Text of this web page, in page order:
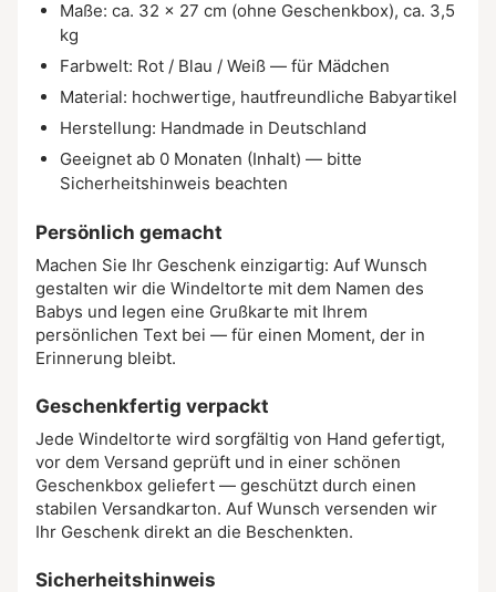
Maße: ca. 32 × 27 cm (ohne Geschenkbox), ca. 3,5
kg
Farbwelt: Rot / Blau / Weiß — für Mädchen
Material: hochwertige, hautfreundliche Babyartikel
Herstellung: Handmade in Deutschland
Geeignet ab 0 Monaten (Inhalt) — bitte
Sicherheitshinweis beachten
Persönlich gemacht
Machen Sie Ihr Geschenk einzigartig: Auf Wunsch
gestalten wir die Windeltorte mit dem Namen des
Babys und legen eine Grußkarte mit Ihrem
persönlichen Text bei — für einen Moment, der in
Erinnerung bleibt.
Geschenkfertig verpackt
Jede Windeltorte wird sorgfältig von Hand gefertigt,
vor dem Versand geprüft und in einer schönen
Geschenkbox geliefert — geschützt durch einen
stabilen Versandkarton. Auf Wunsch versenden wir
Ihr Geschenk direkt an die Beschenkten.
Sicherheitshinweis